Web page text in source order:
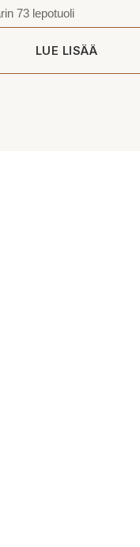
73 lepotuoli
LUE LISÄÄ